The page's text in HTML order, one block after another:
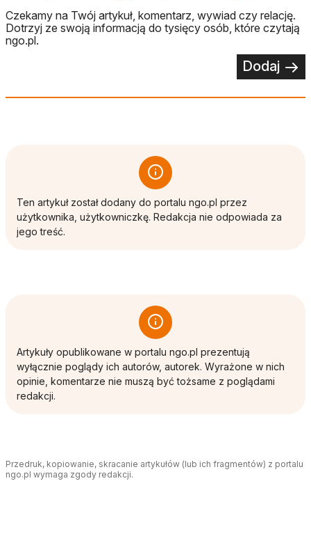
Czekamy na Twój artykuł, komentarz, wywiad czy relację.
Dotrzyj ze swoją informacją do tysięcy osób, które czytają
ngo.pl.
Dodaj
Ten artykuł został dodany do portalu ngo.pl przez
użytkownika, użytkowniczkę. Redakcja nie odpowiada za
jego treść.
Artykuły opublikowane w portalu ngo.pl prezentują
wyłącznie poglądy ich autorów, autorek. Wyrażone w nich
opinie, komentarze nie muszą być tożsame z poglądami
redakcji.
Przedruk, kopiowanie, skracanie artykułów (lub ich fragmentów) z portalu
ngo.pl wymaga zgody redakcji.